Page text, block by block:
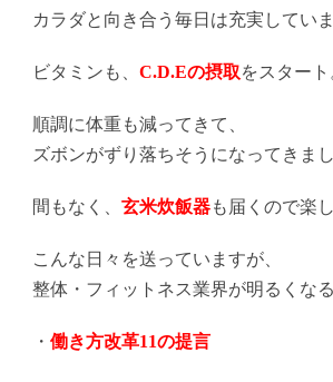
カラダと向き合う毎日は充実していま
ビタミンも、 C.D.Eの摂取をスタート
順調に体重も減ってきて、
ズボンがずり落ちそうになってきまし
間もなく、 玄米炊飯器も届くので楽し
こんな日々を送っていますが、
整体・フィットネス業界が明るくなる
・ 働き方改革11の提言